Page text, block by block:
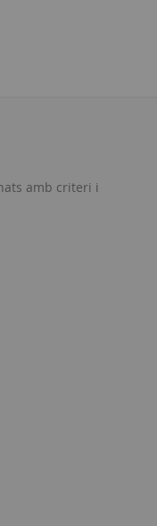
amb criteri i